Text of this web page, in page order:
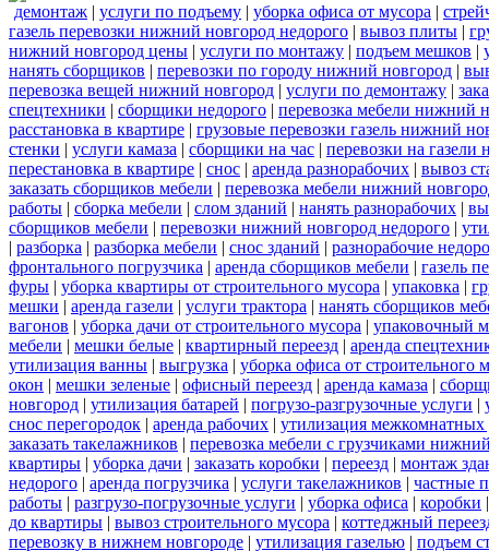
демонтаж | услуги по подъему | уборка офиса от мусора |
газель перевозки нижний новгород недорого | вывоз плиты |
нижний новгород цены | услуги по монтажу | подъем мешков |
нанять сборщиков | перевозки по городу нижний новгород |
перевозка вещей нижний новгород | услуги по демонтажу |
спецтехники | сборщики недорого | перевозка мебели нижний
расстановка в квартире | грузовые перевозки газель нижний
стенки | услуги камаза | сборщики на час | перевозки на
перестановка в квартире | снос | аренда разнорабочих | вывоз
заказать сборщиков мебели | перевозка мебели нижний
работы | сборка мебели | слом зданий | нанять разнорабочих |
сборщиков мебели | перевозки нижний новгород недорого |
| разборка | разборка мебели | снос зданий | разнорабочие
фронтального погрузчика | аренда сборщиков мебели | газель
фуры | уборка квартиры от строительного мусора | упаковка |
мешки | аренда газели | услуги трактора | нанять сборщиков
вагонов | уборка дачи от строительного мусора | упаковочный
мебели | мешки белые | квартирный переезд | аренда
утилизация ванны | выгрузка | уборка офиса от строительного
окон | мешки зеленые | офисный переезд | аренда камаза |
новгород | утилизация батарей | погрузо-разгрузочные услуги |
снос перегородок | аренда рабочих | утилизация межкомнатных
заказать такелажников | перевозка мебели с грузчиками
квартиры | уборка дачи | заказать коробки | переезд | монтаж
недорого | аренда погрузчика | услуги такелажников | частные
работы | разгрузо-погрузочные услуги | уборка офиса | коробки
до квартиры | вывоз строительного мусора | коттеджный
перевозку в нижнем новгороде | утилизация газелью | подъем